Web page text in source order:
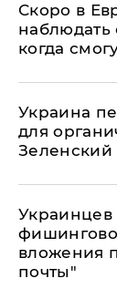
Скоро в
наблюдать
когда
Украина
для
Зеленский
вложения
почты"